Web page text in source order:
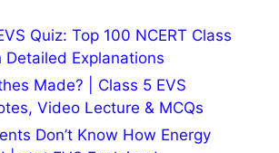
Quiz: Top 100 NCERT Class
Detailed Explanations
Made? | Class 5 EVS
Video Lecture & MCQs
Don’t Know How Energy